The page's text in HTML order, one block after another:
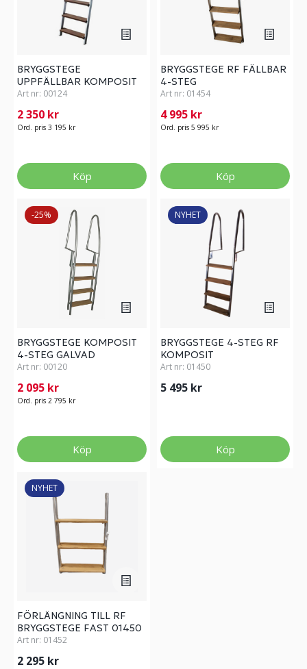
BRYGGSTEGE
UPPFÄLLBAR KOMPOSIT
4-STEG
Art nr: 00124
2 350 kr
Ord. pris 3 195 kr
Köp
BRYGGSTEGE RF FÄLLBAR
4-STEG
Art nr: 01454
4 995 kr
Ord. pris 5 995 kr
Köp
-25%
BRYGGSTEGE KOMPOSIT
4-STEG GALVAD
Art nr: 00120
2 095 kr
Ord. pris 2 795 kr
Köp
NYHET
BRYGGSTEGE 4-STEG RF
KOMPOSIT
Art nr: 01450
5 495 kr
Köp
NYHET
FÖRLÄNGNING TILL RF
BRYGGSTEGE FAST 01450
Art nr: 01452
2 295 kr